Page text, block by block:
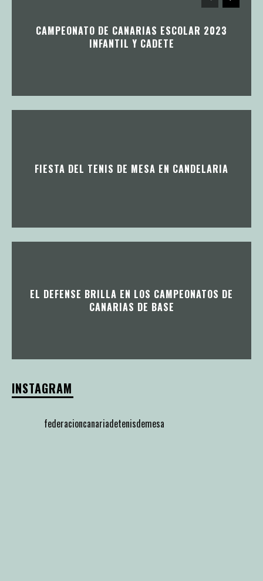
CAMPEONATO DE CANARIAS ESCOLAR 2023
INFANTIL Y CADETE
FIESTA DEL TENIS DE MESA EN CANDELARIA
EL DEFENSE BRILLA EN LOS CAMPEONATOS DE
CANARIAS DE BASE
INSTAGRAM
federacioncanariadetenisdemesa